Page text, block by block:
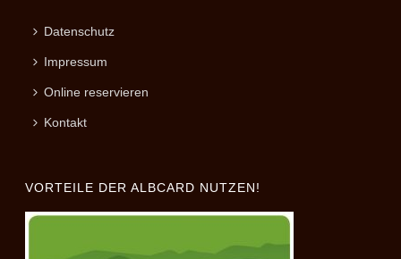
Datenschutz
Impressum
Online reservieren
Kontakt
VORTEILE DER ALBCARD NUTZEN!